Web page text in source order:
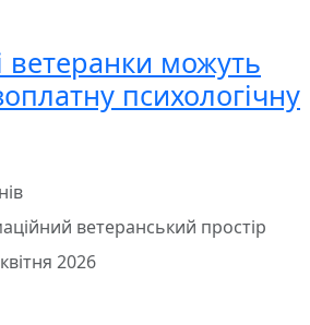
ветеранки можуть
психологічну
ветеранський простір
2026